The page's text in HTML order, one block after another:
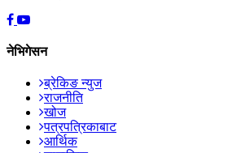
नेभिगेसन
ब्रेकिङ न्युज
राजनीति
खोज
पत्रपत्रिकाबाट
आर्थिक